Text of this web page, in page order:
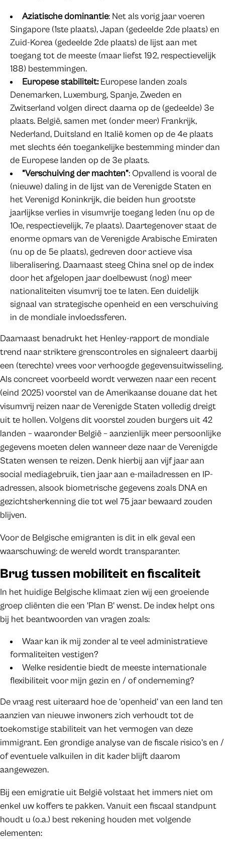
Aziatische dominantie: Net als vorig jaar voeren
Singapore (1ste plaats), Japan (gedeelde 2de plaats) en
Zuid-Korea (gedeelde 2de plaats) de lijst aan met
toegang tot de meeste (maar liefst 192, respectievelijk
188) bestemmingen.
Europese stabiliteit: Europese landen zoals
Denemarken, Luxemburg, Spanje, Zweden en
Zwitserland volgen direct daarna op de (gedeelde) 3e
plaats. België, samen met (onder meer) Frankrijk,
Nederland, Duitsland en Italië komen op de 4e plaats
met slechts één toegankelijke bestemming minder dan
de Europese landen op de 3e plaats.
“Verschuiving der machten”: Opvallend is vooral de
(nieuwe) daling in de lijst van de Verenigde Staten en
het Verenigd Koninkrijk, die beiden hun grootste
jaarlijkse verlies in visumvrije toegang leden (nu op de
10e, respectievelijk, 7e plaats). Daartegenover staat de
enorme opmars van de Verenigde Arabische Emiraten
(nu op de 5e plaats), gedreven door actieve visa
liberalisering. Daarnaast steeg China snel op de index
door het afgelopen jaar doelbewust (nog) meer
nationaliteiten visumvrij toe te laten. Een duidelijk
signaal van strategische openheid en een verschuiving
in de mondiale invloedssferen.
Daarnaast benadrukt het Henley-rapport de mondiale
trend naar striktere grenscontroles en signaleert daarbij
een (terechte) vrees voor verhoogde gegevensuitwisseling.
Als concreet voorbeeld wordt verwezen naar een recent
(eind 2025) voorstel van de Amerikaanse douane dat het
visumvrij reizen naar de Verenigde Staten volledig dreigt
uit te hollen. Volgens dit voorstel zouden burgers uit 42
landen – waaronder België – aanzienlijk meer persoonlijke
gegevens moeten delen wanneer deze naar de Verenigde
Staten wensen te reizen. Denk hierbij aan vijf jaar aan
social mediagebruik, tien jaar aan e-mailadressen en IP-
adressen, alsook biometrische gegevens zoals DNA en
gezichtsherkenning die tot wel 75 jaar bewaard zouden
blijven.
Voor de Belgische emigranten is dit in elk geval een
waarschuwing: de wereld wordt transparanter.
Brug tussen mobiliteit en fiscaliteit
In het huidige Belgische klimaat zien wij een groeiende
groep cliënten die een 'Plan B' wenst. De index helpt ons
bij het beantwoorden van vragen zoals:
Waar kan ik mij zonder al te veel administratieve
formaliteiten vestigen?
Welke residentie biedt de meeste internationale
flexibiliteit voor mijn gezin en / of onderneming?
De vraag rest uiteraard hoe de ‘openheid’ van een land ten
aanzien van nieuwe inwoners zich verhoudt tot de
toekomstige stabiliteit van het vermogen van deze
immigrant. Een grondige analyse van de fiscale risico’s en /
of eventuele valkuilen in dit kader blijft daarom
aangewezen.
Bij een emigratie uit België volstaat het immers niet om
enkel uw koffers te pakken. Vanuit een fiscaal standpunt
houdt u (o.a.) best rekening houden met volgende
elementen: